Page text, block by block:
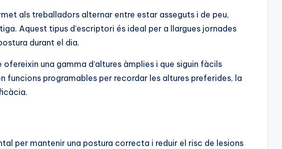
als treballadors alternar entre estar asseguts i de peu,
Aquest tipus d’escriptori és ideal per a llargues jornades
durant el dia.
una gamma d’altures àmplies i que siguin fàcils
funcions programables per recordar les altures preferides, la
per mantenir una postura correcta i reduir el risc de lesions